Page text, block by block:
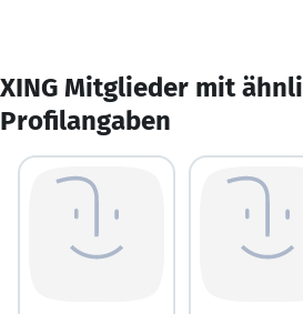
XING Mitglieder mit
Profilangaben